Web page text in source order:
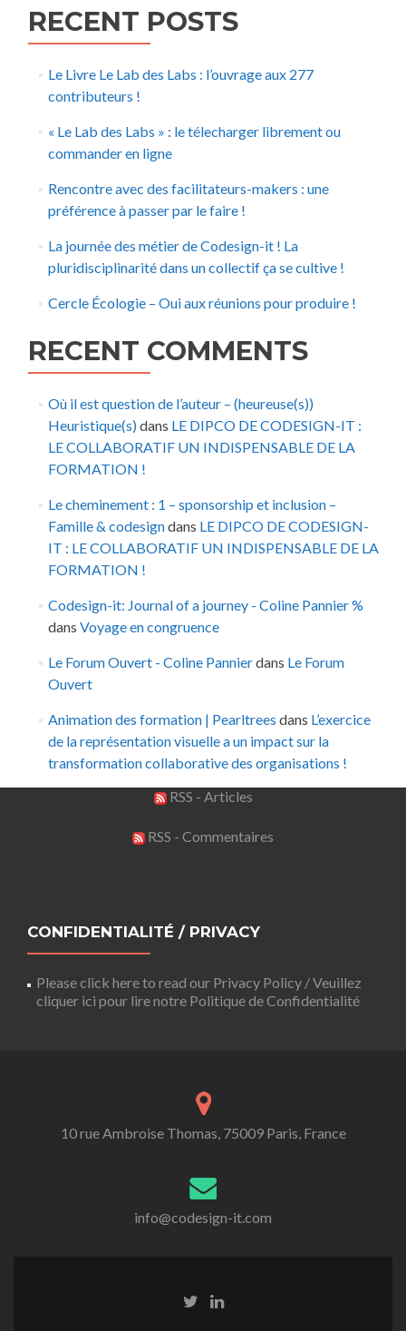
RECENT POSTS
Le Livre Le Lab des Labs : l’ouvrage aux 277
contributeurs !
« Le Lab des Labs » : le télecharger librement ou
commander en ligne
Rencontre avec des facilitateurs-makers : une
préférence à passer par le faire !
La journée des métier de Codesign-it ! La
pluridisciplinarité dans un collectif ça se cultive !
Cercle Écologie – Oui aux réunions pour produire !
RECENT COMMENTS
Où il est question de l’auteur – (heureuse(s))
Heuristique(s)dans LE DIPCO DE CODESIGN-IT :
LE COLLABORATIF UN INDISPENSABLE DE LA
FORMATION !
Le cheminement : 1 – sponsorship et inclusion –
Famille & codesigndans LE DIPCO DE CODESIGN-
IT : LE COLLABORATIF UN INDISPENSABLE DE LA
FORMATION !
Codesign-it: Journal of a journey - Coline Pannier %
dans Voyage en congruence
Le Forum Ouvert - Coline Pannierdans Le Forum
Ouvert
Animation des formation | Pearltrees dans L’exercice
de la représentation visuelle a un impact sur la
transformation collaborative des organisations !
RSS - Articles
RSS - Commentaires
CONFIDENTIALITÉ / PRIVACY
Please click here to read our Privacy Policy / Veuillez
cliquer ici pour lire notre Politique de Confidentialité
10 rue Ambroise Thomas, 75009 Paris, France
info@codesign-it.com